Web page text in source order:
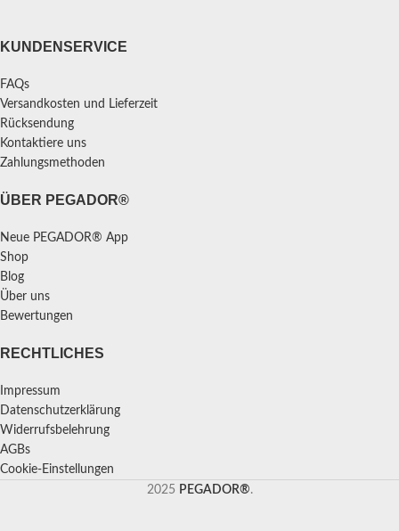
KUNDENSERVICE
FAQs
Versandkosten und Lieferzeit
Rücksendung
Kontaktiere uns
Zahlungsmethoden
ÜBER PEGADOR®
Neue PEGADOR® App
Shop
Blog
Über uns
Bewertungen
RECHTLICHES
Impressum
Datenschutzerklärung
Widerrufsbelehrung
AGBs
Cookie-Einstellungen
2025 PEGADOR®.